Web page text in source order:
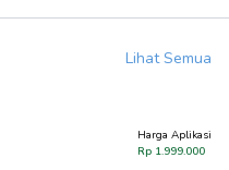
Lihat Semua
Harga Aplikasi
Rp 1.999.000